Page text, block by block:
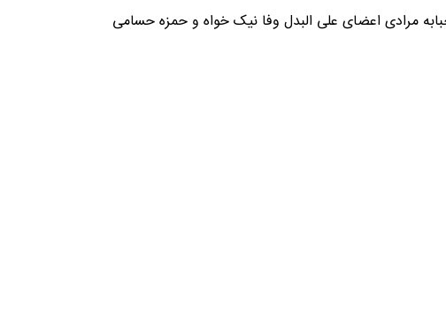
مرادی اعضای علی البدل وفا نیک خواه و حمزه حسامی